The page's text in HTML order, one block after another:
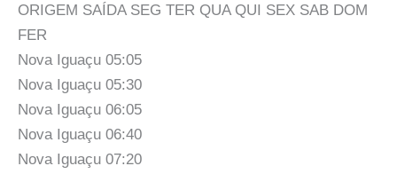
ORIGEM SAÍDA SEG TER QUA QUI SEX SAB DOM
FER
Nova Iguaçu 05:05
Nova Iguaçu 05:30
Nova Iguaçu 06:05
Nova Iguaçu 06:40
Nova Iguaçu 07:20